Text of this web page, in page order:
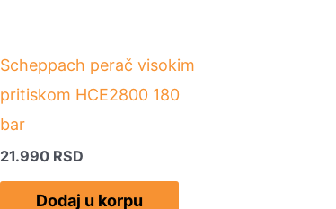
Scheppach perač visokim
pritiskom HCE2800 180
bar
21.990 RSD
Dodaj u korpu